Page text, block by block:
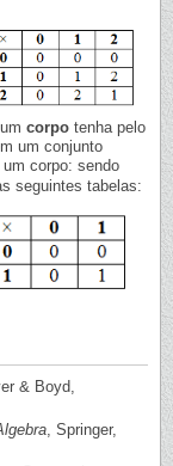
corpo tenha pelo
um conjunto
corpo: sendo
seguintes tabelas:
& Boyd,
, Springer,